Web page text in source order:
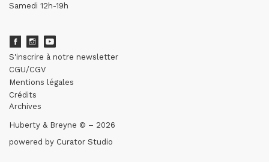
Samedi 12h-19h
S'inscrire à notre newsletter
CGU/CGV
Mentions légales
Crédits
Archives
Huberty & Breyne © – 2026
powered by Curator Studio